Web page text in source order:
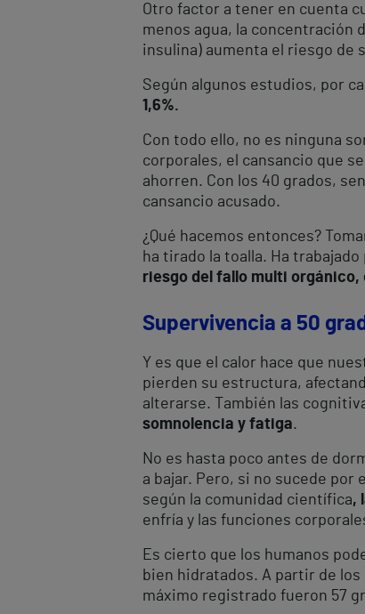
Otro factor a tener en cuenta
menos agua, la concentración
insulina) aumenta el riesgo de
Según algunos estudios, por
1,6%.
Con todo ello, no es ninguna
corporales, el cansancio que
ahorren. Con los 40 grados,
cansancio acusado.
¿Qué hacemos entonces?
ha tirado la toalla. Ha
riesgo del fallo multi orgánico,
Supervivencia a 50
Y es que el calor hace que
pierden su estructura,
alterarse. También las
somnolencia y fatiga.
No es hasta poco antes de
a bajar. Pero, si no sucede por
según la comunidad científica,
enfría y las funciones
Es cierto que los humanos
bien hidratados. A partir de los
máximo registrado fueron 57